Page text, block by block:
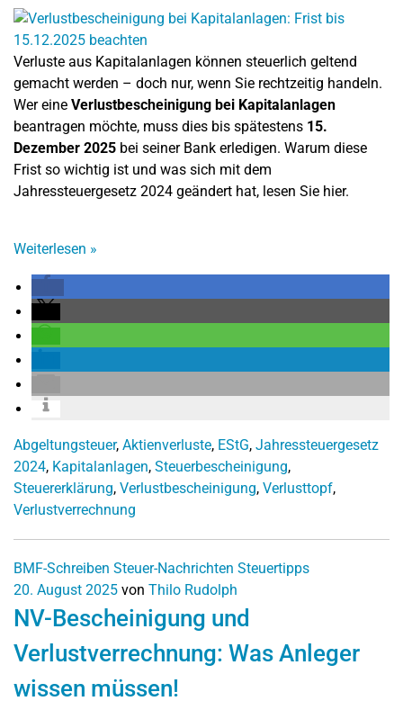
Verluste aus Kapitalanlagen können steuerlich geltend
gemacht werden – doch nur, wenn Sie rechtzeitig handeln.
Wer eine Verlustbescheinigung bei Kapitalanlagen
beantragen möchte, muss dies bis spätestens 15.
Dezember 2025 bei seiner Bank erledigen. Warum diese
Frist so wichtig ist und was sich mit dem
Jahressteuergesetz 2024 geändert hat, lesen Sie hier.
Weiterlesen »
Abgeltungsteuer, Aktienverluste, EStG, Jahressteuergesetz
2024, Kapitalanlagen, Steuerbescheinigung,
Steuererklärung, Verlustbescheinigung, Verlusttopf,
Verlustverrechnung
BMF-Schreiben Steuer-Nachrichten Steuertipps
20. August 2025 von Thilo Rudolph
NV-Bescheinigung und
Verlustverrechnung: Was Anleger
wissen müssen!